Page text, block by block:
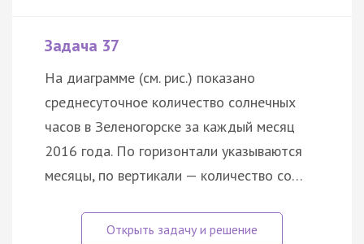
Задача 37
На диаграмме (см. рис.) показано
среднесуточное количество солнечных
часов в Зеленогорске за каждый месяц
2016 года. По горизонтали указываются
месяцы, по вертикали — количество со…